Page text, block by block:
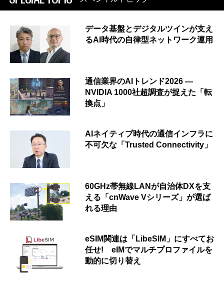
データ基盤とデジタルツインが支え
るAI時代の自律型ネットワーク運用
通信業界のAIトレンド2026 ―
NVIDIA 1000社超調査が捉えた「転
換点」
AIネイティブ時代の通信インフラに
不可欠な「Trusted Connectivity」
60GHz帯無線LANが自治体DXを支
える「cnWave Vシリーズ」が選ば
れる理由
eSIM関連は「LibeSIM」にすべてお
任せ! eIMでマルチプロファイルを
動的に切り替え